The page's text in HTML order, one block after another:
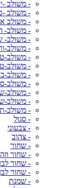
- משולב -
- משולב -
- משולב
- משולב-
- משולב-
- משולב-
- משולב-
- משולב-
- משולב-
- משולב-
- משולב-
- משולב-
- משולב-
- סגול
- צבעוני
- צהוב
- שחור
- שחור
- שחור
- שחור
- שמנת